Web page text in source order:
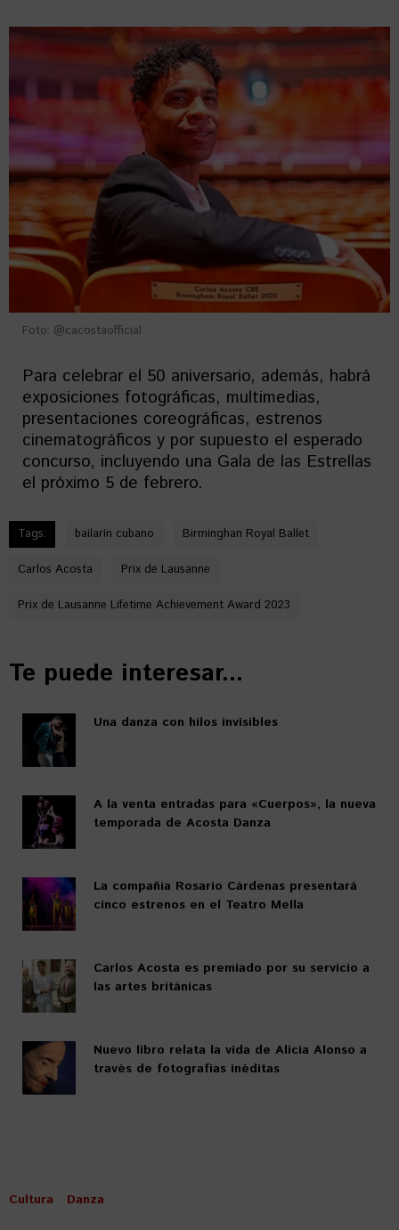
Foto: @cacostaofficial
Para celebrar el 50 aniversario, además, habrá
exposiciones fotográficas, multimedias,
presentaciones coreográficas, estrenos
cinematográficos y por supuesto el esperado
concurso, incluyendo una Gala de las Estrellas
el próximo 5 de febrero.
Tags: bailarín cubano Birminghan Royal Ballet
Carlos Acosta Prix de Lausanne
Prix de Lausanne Lifetime Achievement Award 2023
Te puede interesar...
Una danza con hilos invisibles
A la venta entradas para «Cuerpos», la nueva
temporada de Acosta Danza
La compañía Rosario Cárdenas presentará
cinco estrenos en el Teatro Mella
Carlos Acosta es premiado por su servicio a
las artes británicas
Nuevo libro relata la vida de Alicia Alonso a
través de fotografías inéditas
Cultura Danza